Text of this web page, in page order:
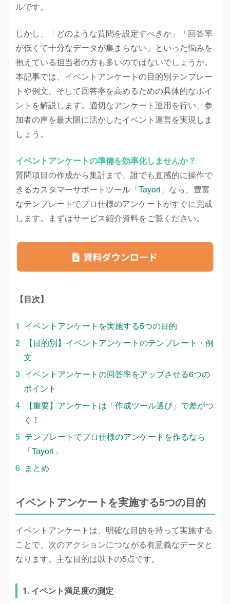
ルです。
しかし、「どのような質問を設定すべきか」「回答率
が低くて十分なデータが集まらない」といった悩みを
抱えている担当者の方も多いのではないでしょうか。
本記事では、イベントアンケートの目的別テンプレー
トや例文、そして回答率を高めるための具体的なポイ
ントを解説します。適切なアンケート運用を行い、参
加者の声を最大限に活かしたイベント運営を実現しま
しょう。
イベントアンケートの準備を効率化しませんか？
質問項目の作成から集計まで、誰でも直感的に操作で
きるカスタマーサポートツール「Tayori 」なら、豊富
なテンプレートでプロ仕様のアンケートがすぐに完成
します。まずはサービス紹介資料をご覧ください。
【目次】
イベントアンケートを実施する5つの目的
【目的別】イベントアンケートのテンプレート・例
文
イベントアンケートの回答率をアップさせる6つの
ポイント
【重要】アンケートは「作成ツール選び」で差がつ
く！
テンプレートでプロ仕様のアンケートを作るなら
「Tayori」
まとめ
イベントアンケートを実施する5つの目的
イベントアンケートは、明確な目的を持って実施する
ことで、次のアクションにつながる有意義なデータと
なります。主な目的は以下の5点です。
1. イベント満足度の測定